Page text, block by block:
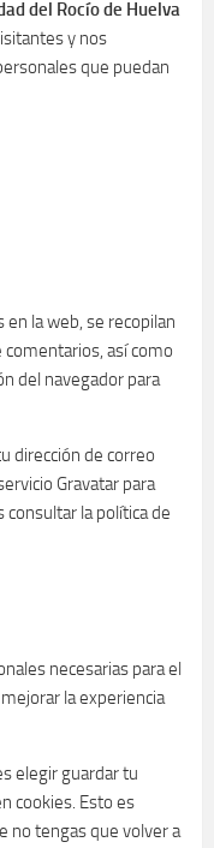
del Rocío de Huelva
y nos
que puedan
la web, se recopilan
así como
del navegador para
dirección de correo
Gravatar para
la política de
necesarias para el
la experiencia
elegir guardar tu
cookies. Esto es
no tengas que volver a